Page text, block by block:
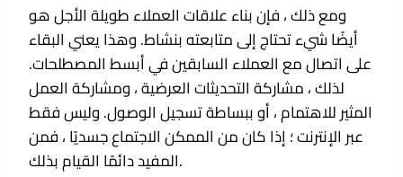
ومع ذلك ، فإن بناء علاقات العملاء طويلة الأجل هو
أيضًا شيء تحتاج إلى متابعته بنشاط. وهذا يعني البقاء
على اتصال مع العملاء السابقين في أبسط المصطلحات.
لذلك ، مشاركة التحديثات العرضية ، ومشاركة العمل
المثير للاهتمام ، أو ببساطة تسجيل الوصول. وليس فقط
عبر الإنترنت ؛ إذا كان من الممكن الاجتماع جسديًا ، فمن
المفيد دائمًا القيام بذلك.